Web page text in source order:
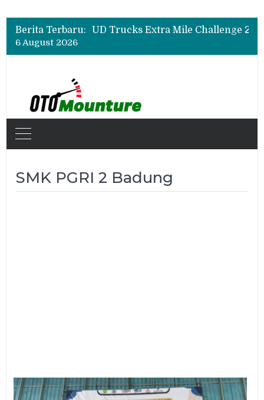
Berita Terbaru:
6 August 2026
SMK PGRI 2 Badung